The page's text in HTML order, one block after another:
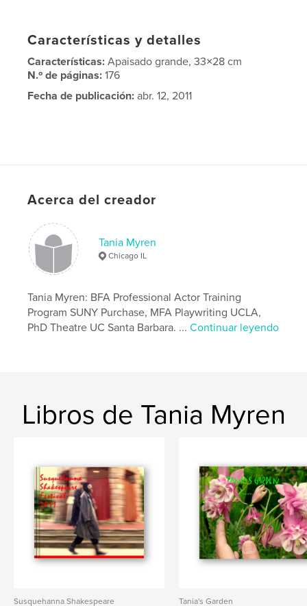
Características y detalles
Características:Apaisado grande, 33×28 cm
N.º de páginas:176
Fecha de publicación: abr. 12, 2011
Acerca del creador
Tania Myren
Chicago IL
Tania Myren: BFA Professional Actor Training
Program SUNY Purchase, MFA Playwriting UCLA,
PhD Theatre UC Santa Barbara. ...Continuar leyendo
Libros de Tania Myren
Susquehanna Shakespeare Tania's Garden